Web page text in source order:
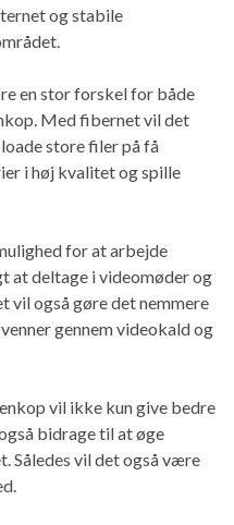
og stabile
en stor forskel for både
Med fibernet vil det
store filer på få
i høj kvalitet og spille
for at arbejde
at deltage i videomøder og
vil også gøre det nemmere
gennem videokald og
vil ikke kun give bedre
bidrage til at øge
Således vil det også være